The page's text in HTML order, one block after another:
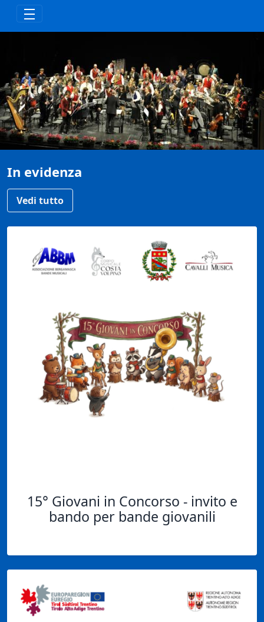
Zum Hauptinhalt springen
In evidenza
Vedi tutto
15° Giovani in Concorso - invito e
bando per bande giovanili